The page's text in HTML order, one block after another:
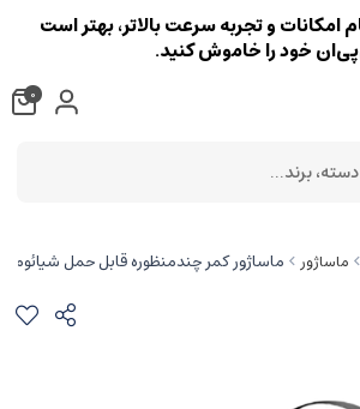
ماساژور ماساژور کمر چندمنظوره قابل حمل شیائومی Ruipoer R2
امکانات و تجربه سرعت بالاتر، بهتر است
خود را خاموش کنید.
0
برند...